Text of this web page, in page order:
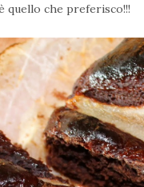
quello che preferisco!!!